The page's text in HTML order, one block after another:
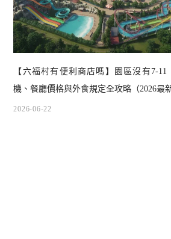
【六福村有便利商店嗎】園區沒有7-11
機、餐廳價格與外食規定全攻略（2026最新
2026-06-22